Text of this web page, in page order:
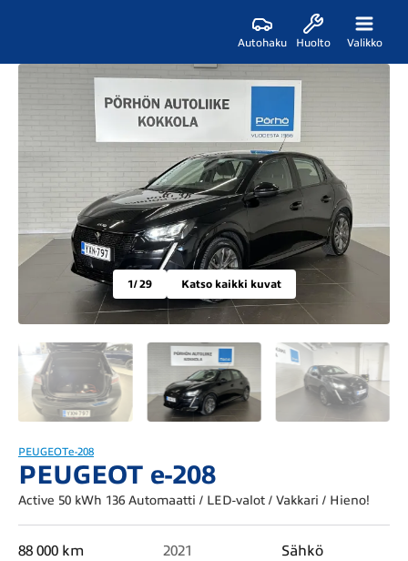
Autohaku Huolto Valikko
1/ 29 Katso kaikki kuvat
PEUGEOTe-208
PEUGEOT e-208
Active 50 kWh 136 Automaatti / LED-valot / Vakkari / Hieno!
88 000 km 2021
Sähkö